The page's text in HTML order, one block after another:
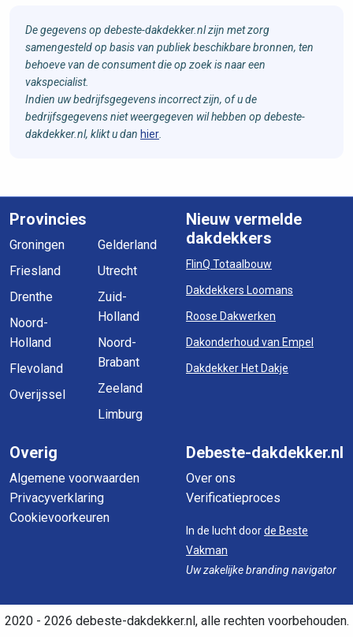
De gegevens op debeste-dakdekker.nl zijn met zorg
samengesteld op basis van publiek beschikbare bronnen, ten
behoeve van de consument die op zoek is naar een
vakspecialist.
Indien uw bedrijfsgegevens incorrect zijn, of u de
bedrijfsgegevens niet weergegeven wil hebben op debeste-
dakdekker.nl, klikt u dan hier
Provincies
Groningen
Friesland
Drenthe
Noord-
Holland
Flevoland
Overijssel
Gelderland
Utrecht
Zuid-
Holland
Noord-
Brabant
Zeeland
Limburg
Nieuw vermelde
dakdekkers
FlinQ Totaalbouw
Dakdekkers Loomans
Roose Dakwerken
Dakonderhoud van Empel
Dakdekker Het Dakje
Overig
Algemene voorwaarden
Privacyverklaring
Cookievoorkeuren
Debeste-dakdekker.nl
Over ons
Verificatieproces
In de lucht doorde Beste
Vakman
Uw zakelijke branding navigator
2020 - 2026 debeste-dakdekker.nl, alle rechten voorbehouden.